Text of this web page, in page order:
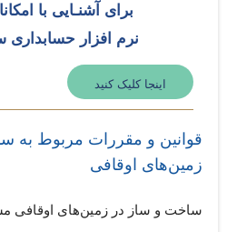
برای آشنـایی با
نرم افزار
اینجا کلیک کنید
قوانین و مقررات مربوط به
زمین‌‌های اوقافی
ساخت و ساز در زمین‌های اوقافی